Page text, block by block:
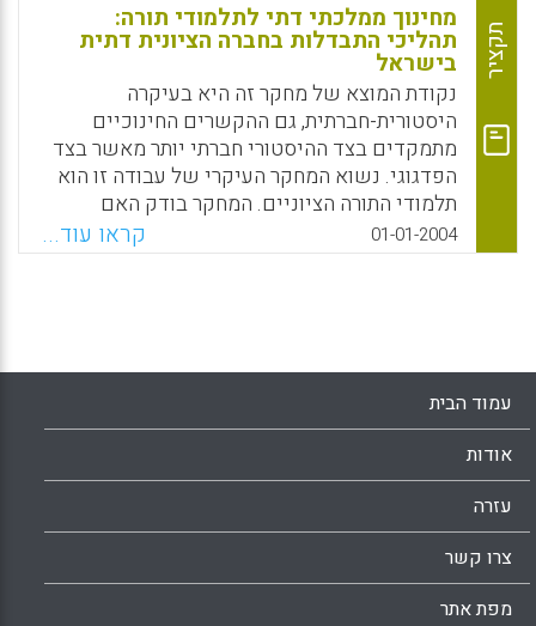
תקציר
מחינוך ממלכתי דתי לתלמודי תורה:
תהליכי התבדלות בחברה הציונית דתית
בישראל
נקודת המוצא של מחקר זה היא בעיקרה
היסטורית-חברתית, גם ההקשרים החינוכיים
מתמקדים בצד ההיסטורי חברתי יותר מאשר בצד
הפדגוגי. נשוא המחקר העיקרי של עבודה זו הוא
תלמודי התורה הציוניים. המחקר בודק האם
מערכת חינוכית זו היא רק העצמה של הצד התורני
בחינוך, או שהיא מהווה יצירה חינוכית חדשה
ואיפיון קבוצות משנה בתוכם. (מטי דומברובסקי)
WhatsApp
Facebook
Email
X
01-01-2004 קראו עוד...
עמוד הבית
אודות
עזרה
צרו קשר
מפת אתר